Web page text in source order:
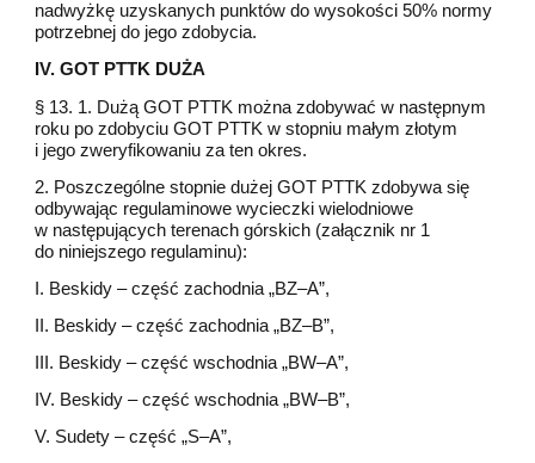
nadwyżkę uzyskanych punktów do wysokości 50% normy
potrzebnej do jego zdobycia.
IV. GOT PTTK DUŻA
§ 13. 1. Dużą GOT PTTK można zdobywać w następnym
roku po zdobyciu GOT PTTK w stopniu małym złotym
i jego zweryfikowaniu za ten okres.
2. Poszczególne stopnie dużej GOT PTTK zdobywa się
odbywając regulaminowe wycieczki wielodniowe
w następujących terenach górskich (załącznik nr 1
do niniejszego regulaminu):
I. Beskidy – część zachodnia „BZ–A”,
II. Beskidy – część zachodnia „BZ–B”,
III. Beskidy – część wschodnia „BW–A”,
IV. Beskidy – część wschodnia „BW–B”,
V. Sudety – część „S–A”,